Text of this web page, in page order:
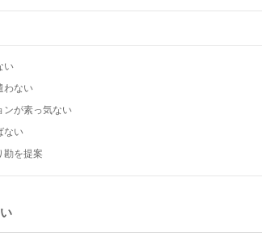
い
わない
ンが素っ気ない
ない
勘を提案